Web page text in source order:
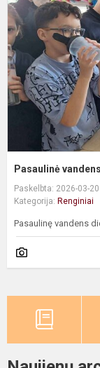
Pasaulinė
Paskelbta: 2026-03-20
Kategorija: Renginiai
Pasaulinę vandens